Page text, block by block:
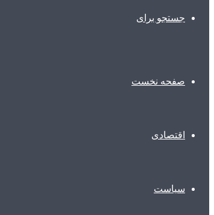
جستجو برای
صفحه نخست
اقتصادی
سیاست